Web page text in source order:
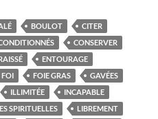
BOULOT
CITER
CONSERVER
ENTOURAGE
FOI FOIE GRAS
GAVÉES
ILLIMITÉE
INCAPABLE
SPIRITUELLES
LIBREMENT